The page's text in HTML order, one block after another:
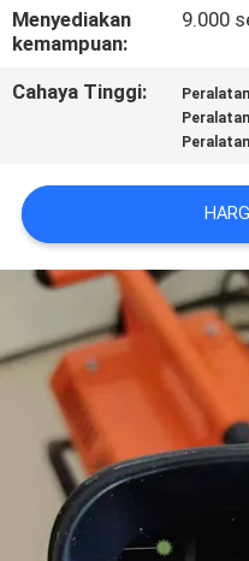
PERMINTAAN
PENAWARAN
PRIVACY
POLICY
Menyediakan
kemampuan:
9.000
Cahaya Tinggi: